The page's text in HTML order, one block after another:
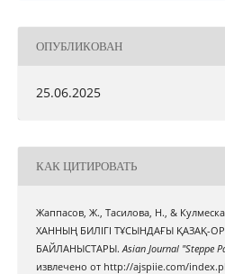
ОПУБЛИКОВАН
25.06.2025
КАК ЦИТИРОВАТЬ
Жаппасов, Ж., Тасилова, Н., &
ХАННЫҢ БИЛІГІ ТҰСЫНДАҒЫ ҚАЗАҚ-
БАЙЛАНЫСТАРЫ.Asian Journal "Steppe
извлечено от http://ajspiie.com/